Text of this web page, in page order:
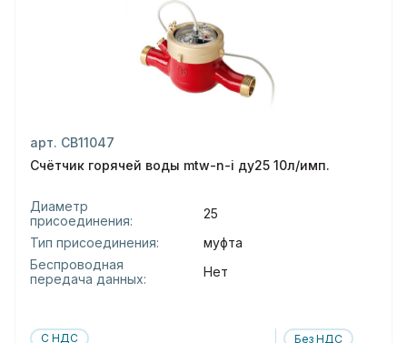
арт. СВ11047
Счётчик горячей воды mtw-n-i ду25 10л/имп.
Диаметр
присоединения:
25
Тип присоединения:
муфта
Беспроводная
передача данных:
Нет
С НДС Без НДС